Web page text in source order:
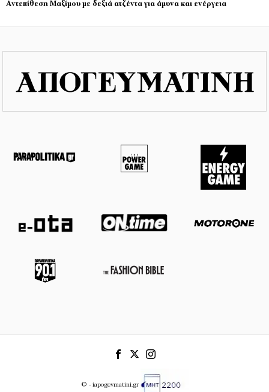
Αντεπίθεση Μαξίμου με δεξιά ατζέντα για άμυνα και ενέργεια
© - iapogevmatini.gr